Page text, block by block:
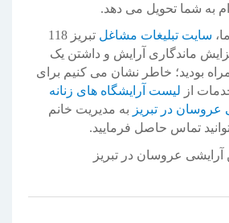
به شما تحویل می دهد.
سایت تبلیغات مشاغل
تبریز 118
ماندگاری آرایش و داشتن یک
بودید؛ خاطر نشان می کنیم برای
از لیست آرایشگاه های زنانه
عروسان در تبریز به مدیریت خانم
تماس حاصل فرمایید.